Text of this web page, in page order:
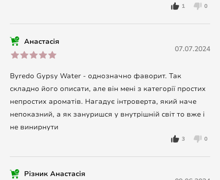
1 0
Анастасія
07.07.2024
Byredo Gypsy Water - однозначно фаворит. Так
складно його описати, але він мені з категорії простих
непростих ароматів. Нагадує інтроверта, який наче
непоказний, а як зануришся у внутрішній світ то вже і
не винирнути
3 0
Різник Анастасія